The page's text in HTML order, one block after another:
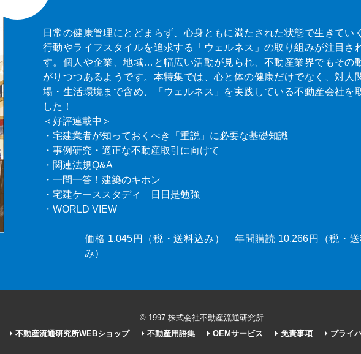
日常の健康管理にとどまらず、心身ともに満たされた状態で生きてい
行動やライフスタイルを追求する「ウェルネス」の取り組みが注目さ
す。個人や企業、地域…と幅広い活動が見られ、不動産業界でもその
がりつつあるようです。本特集では、心と体の健康だけでなく、対人
場・生活環境まで含め、「ウェルネス」を実践している不動産会社を
した！
＜好評連載中＞
・宅建業者が知っておくべき「重説」に必要な基礎知識
・事例研究・適正な不動産取引に向けて
・関連法規Q&A
・一問一答！建築のキホン
・宅建ケーススタディ 日日是勉強
・WORLD VIEW
価格 1,045円（税・送料込み） 年間購読 10,266円（税・送
み）
© 1997 株式会社不動産流通研究所
不動産流通研究所WEBショップ 不動産用語集 OEMサービス 免責事項 プライ